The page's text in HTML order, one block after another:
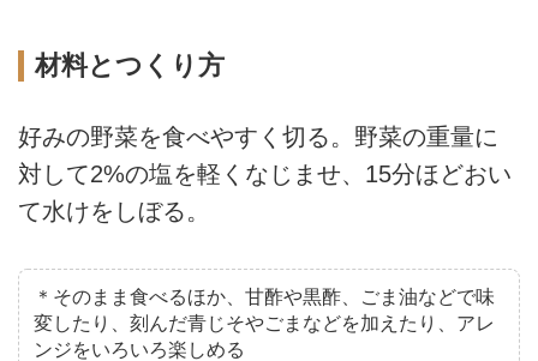
材料とつくり方
好みの野菜を食べやすく切る。野菜の重量に
対して2%の塩を軽くなじませ、15分ほどおい
て水けをしぼる。
＊そのまま食べるほか、甘酢や黒酢、ごま油などで味
変したり、刻んだ青じそやごまなどを加えたり、アレ
ンジをいろいろ楽しめる